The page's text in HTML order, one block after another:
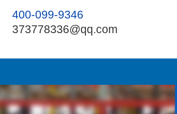
400-099-9346
373778336@qq.com